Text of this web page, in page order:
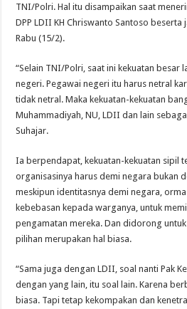
TNI/Polri. Hal itu disampaikan saat
DPP LDII KH Chriswanto Santoso beserta
Rabu (15/2).
“Selain TNI/Polri, saat ini kekuatan besar
negeri. Pegawai negeri itu harus netral
tidak netral. Maka kekuatan-kekuatan
Muhammadiyah, NU, LDII dan lain
Suhajar.
Ia berpendapat, kekuatan-kekuatan sipil
organisasinya harus demi negara bukan
meskipun identitasnya demi negara,
kebebasan kepada warganya, untuk
pengamatan mereka. Dan didorong
pilihan merupakan hal biasa.
“Sama juga dengan LDII, soal nanti Pak
dengan yang lain, itu soal lain. Karena
biasa. Tapi tetap kekompakan dan